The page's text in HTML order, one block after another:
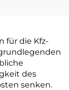
für die Kfz-
des
senken.